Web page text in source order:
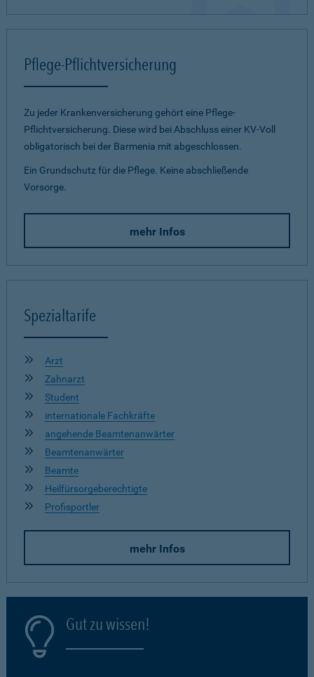
Pflege-Pflichtversicherung
Zu jeder Krankenversicherung gehört eine Pflege-
Pflichtversicherung. Diese wird bei Abschluss einer KV-Voll
obligatorisch bei der Barmenia mit abgeschlossen.
Ein Grundschutz für die Pflege. Keine abschließende
Vorsorge.
mehr Infos
Spezialtarife
Arzt
Zahnarzt
Student
internationale Fachkräfte
angehende Beamtenanwärter
Beamtenanwärter
Beamte
Heilfürsorgeberechtigte
Profisportler
mehr Infos
Gut zu wissen!